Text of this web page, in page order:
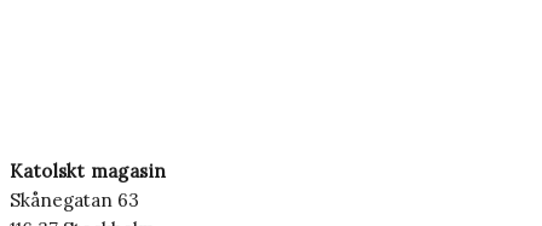
Katolskt magasin
Skånegatan 63